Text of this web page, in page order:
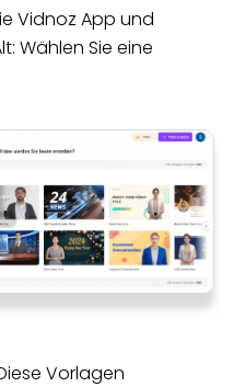
Vidnoz App und
Wählen Sie eine
Vorlagen